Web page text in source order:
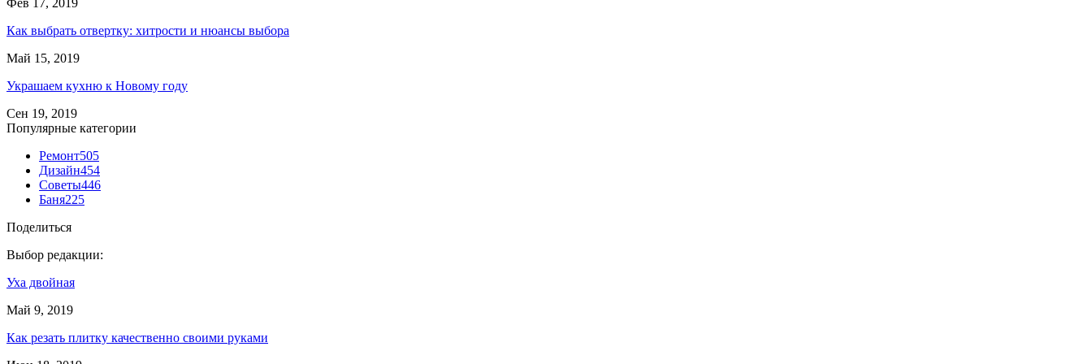
Как выбрать отвертку: хитрости и нюансы выбора
Май 15, 2019
Украшаем кухню к Новому году
Сен 19, 2019
Популярные категории
Ремонт505
Дизайн454
Советы446
Баня225
Поделиться
Выбор редакции:
Уха двойная
Май 9, 2019
Как резать плитку качественно своими руками